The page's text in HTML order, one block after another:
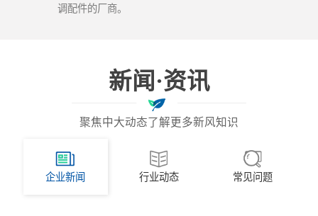
调配件的厂商。
新闻·资讯
聚焦中大动态了解更多新风知识
企业新闻 行业动态 常见问题